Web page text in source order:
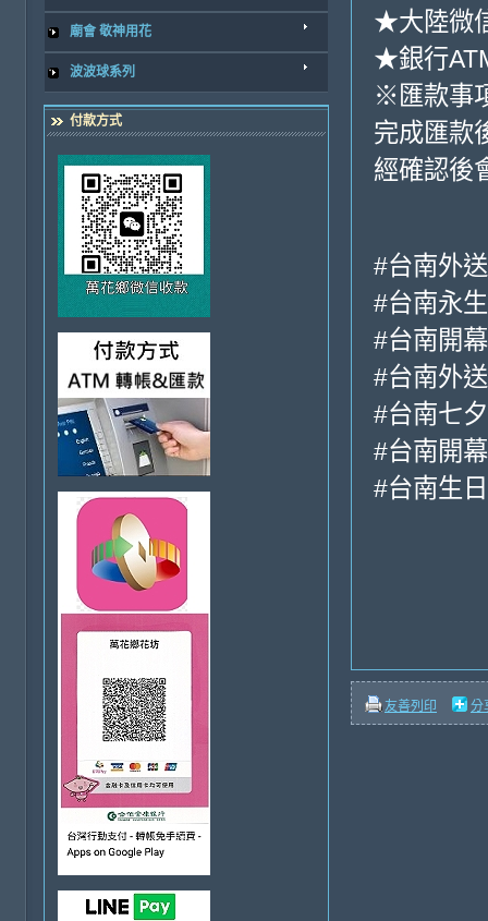
廟會 敬神用花
波波球系列
付款方式
★大陸微
★銀行
※匯款事
完成匯款
經確認後
#台南外
#台南永
#台南開
#台南外
#台南七
#台南開
#台南生
友善列印 分